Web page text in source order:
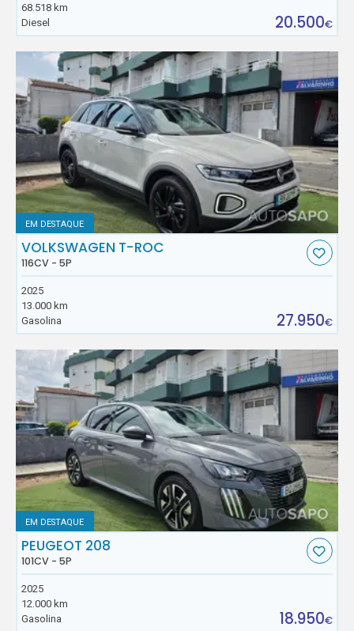
68.518 km
Diesel
20.500€
EM DESTAQUE
VOLKSWAGEN T-ROC
116CV - 5P
2025
13.000 km
Gasolina
27.950€
EM DESTAQUE
PEUGEOT 208
101CV - 5P
2025
12.000 km
Gasolina
18.950€